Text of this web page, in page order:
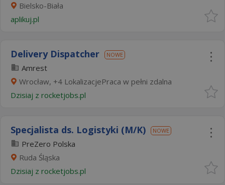
Bielsko-Biała
aplikuj.pl
Delivery Dispatcher NOWE
Amrest
Wrocław, +4 LokalizacjePraca w pełni zdalna
Dzisiaj z rocketjobs.pl
Specjalista ds. Logistyki (M/K) NOWE
PreZero Polska
Ruda Śląska
Dzisiaj z rocketjobs.pl